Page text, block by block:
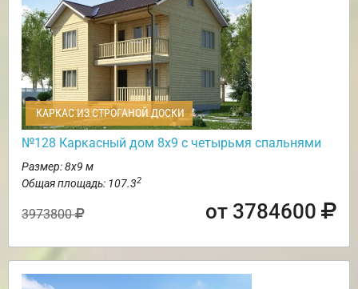
КАРКАС ИЗ СТРОГАНОЙ ДОСКИ
№128 Каркасный дом 8х9 с четырьмя спальнями
Размер: 8х9 м
Общая площадь: 107.32
3973800 от 3784600